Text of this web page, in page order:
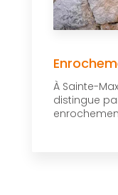
À Sainte-
distingue